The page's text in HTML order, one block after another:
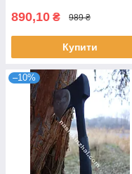
890,10 ₴ 989 ₴
Купити
–10%